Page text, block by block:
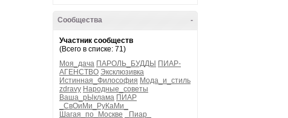
-
Сообщества
Участник сообществ
(Всего в списке: 71)
Моя_дача ПАРОЛЬ_БУДДЫ ПИАР-
АГЕНСТВО Эксклюзивка
Истинная_Философия Мода_и_стиль
zdravy Народные_советы
Ваша_рЫклама ПИАР
_СвОиМи_РуКаМи_
Шагая_по_Москве
_Пиар_